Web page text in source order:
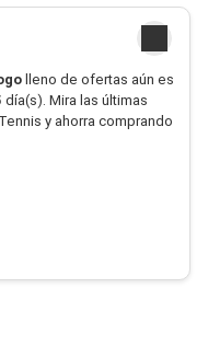
lleno de ofertas aún es
día(s). Mira las últimas
y ahorra comprando